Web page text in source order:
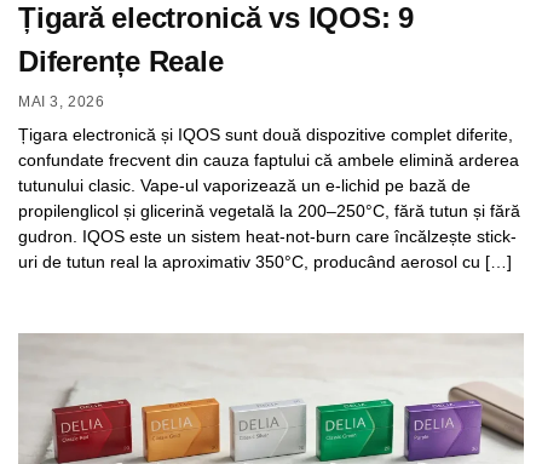
Țigară electronică vs IQOS: 9
Diferențe Reale
MAI 3, 2026
Țigara electronică și IQOS sunt două dispozitive complet diferite,
confundate frecvent din cauza faptului că ambele elimină arderea
tutunului clasic. Vape-ul vaporizează un e-lichid pe bază de
propilenglicol și glicerină vegetală la 200–250°C, fără tutun și fără
gudron. IQOS este un sistem heat-not-burn care încălzește stick-
uri de tutun real la aproximativ 350°C, producând aerosol cu […]